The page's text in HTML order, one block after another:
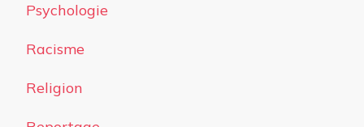
Psychologie
Racisme
Religion